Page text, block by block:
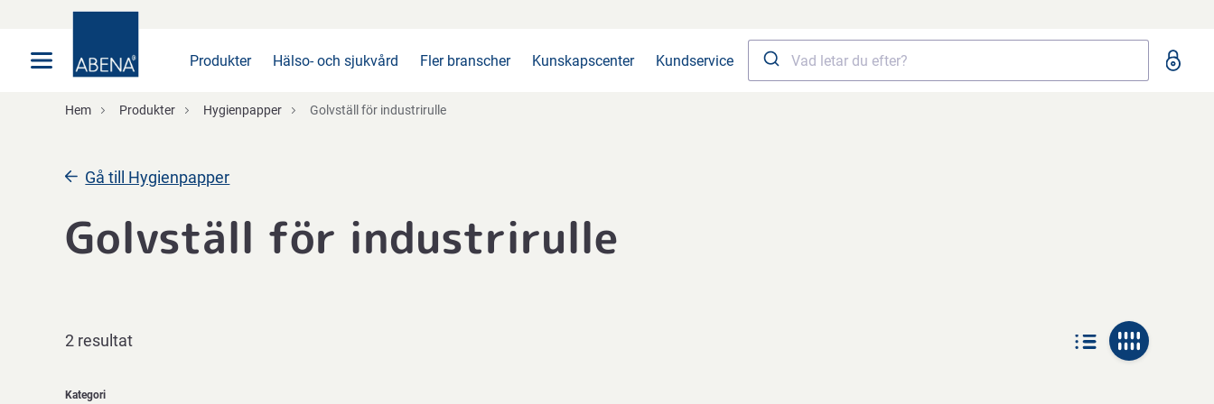
Produkter Hälso- och sjukvård Fler branscher Kunskapscenter Kundservice
Hem Produkter Hygienpapper Golvställ för industrirulle
Gå till Hygienpapper
Golvställ för industrirulle
2 resultat
Kategori